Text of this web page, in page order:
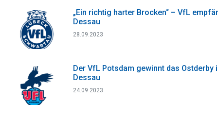
„Ein richtig harter Brocken“ – VfL
Dessau
28.09.2023
Der VfL Potsdam gewinnt das Ostderby
Dessau
24.09.2023